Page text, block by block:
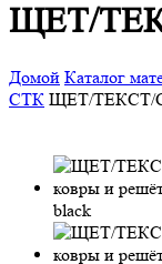
ЩЕТ/
Домой Каталог
СТК ЩЕТ/ТЕКСТ/
black